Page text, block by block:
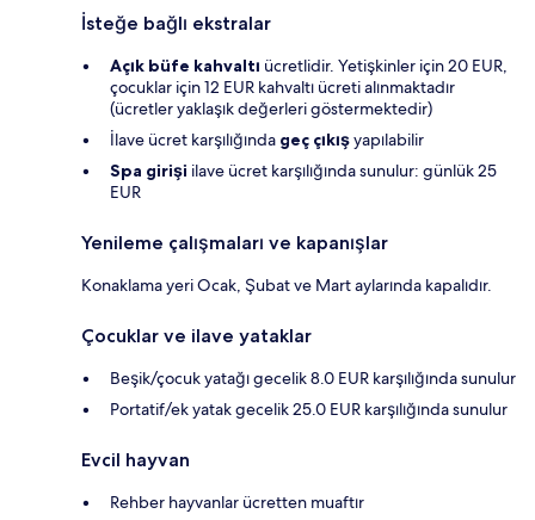
İsteğe bağlı ekstralar
Açık büfe kahvaltı ücretlidir. Yetişkinler için 20 EUR,
çocuklar için 12 EUR kahvaltı ücreti alınmaktadır
(ücretler yaklaşık değerleri göstermektedir)
İlave ücret karşılığında geç çıkışyapılabilir
Spa girişi ilave ücret karşılığında sunulur: günlük 25
EUR
Yenileme çalışmaları ve kapanışlar
Konaklama yeri Ocak, Şubat ve Mart aylarında kapalıdır.
Çocuklar ve ilave yataklar
Beşik/çocuk yatağı gecelik 8.0 EUR karşılığında sunulur
Portatif/ek yatak gecelik 25.0 EUR karşılığında sunulur
Evcil hayvan
Rehber hayvanlar ücretten muaftır